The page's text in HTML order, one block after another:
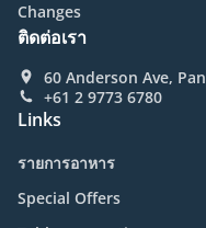
Changes
ติดต่อเรา
60 Anderson Ave,
+61 2 9773 6780
Links
รายการอาหาร
Special Offers